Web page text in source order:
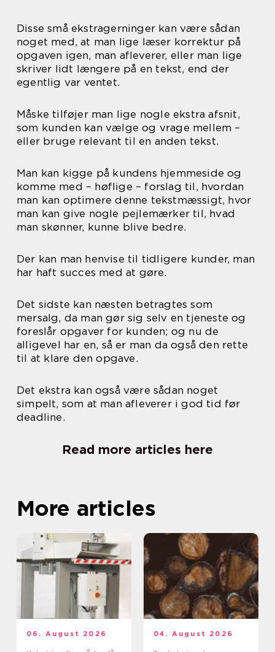
Disse små ekstragerninger kan være sådan
noget med, at man lige læser korrektur på
opgaven igen, man afleverer, eller man lige
skriver lidt længere på en tekst, end der
egentlig var ventet.
Måske tilføjer man lige nogle ekstra afsnit,
som kunden kan vælge og vrage mellem –
eller bruge relevant til en anden tekst.
Man kan kigge på kundens hjemmeside og
komme med – høflige – forslag til, hvordan
man kan optimere denne tekstmæssigt, hvor
man kan give nogle pejlemærker til, hvad
man skønner, kunne blive bedre.
Der kan man henvise til tidligere kunder, man
har haft succes med at gøre.
Det sidste kan næsten betragtes som
mersalg, da man gør sig selv en tjeneste og
foreslår opgaver for kunden; og nu de
alligevel har en, så er man da også den rette
til at klare den opgave.
Det ekstra kan også være sådan noget
simpelt, som at man afleverer i god tid før
deadline.
Read more articles here
More articles
06. August 2026 04. August 2026